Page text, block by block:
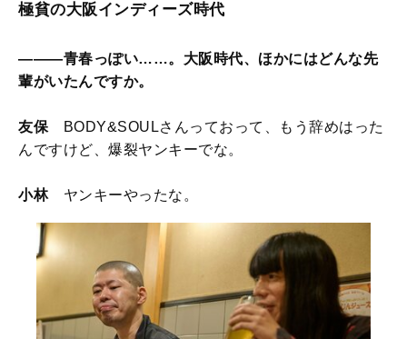
極貧の大阪インディーズ時代
―――青春っぽい……。大阪時代、ほかにはどんな先
輩がいたんですか。
友保 BODY&SOULさんっておって、もう辞めはった
んですけど、爆裂ヤンキーでな。
小林ヤンキーやったな。